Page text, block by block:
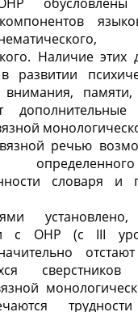
Наличие этих
развитии
внимания,
речью
словаря и
с ОНР (с III